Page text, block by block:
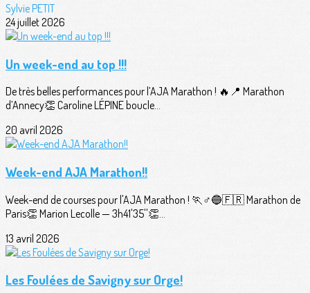
Sylvie PETIT
24 juillet 2026
Un week-end au top !!!
De très belles performances pour l’AJA Marathon ! 🔥📍 Marathon
d’Annecy👏 Caroline LÉPINE boucle...
20 avril 2026
Week-end AJA Marathon!!
Week-end de courses pour l'AJA Marathon ! 🏃♂️🔵🇫🇷 Marathon de
Paris👏 Marion Lecolle — 3h41'35''👏...
13 avril 2026
Les Foulées de Savigny sur Orge!